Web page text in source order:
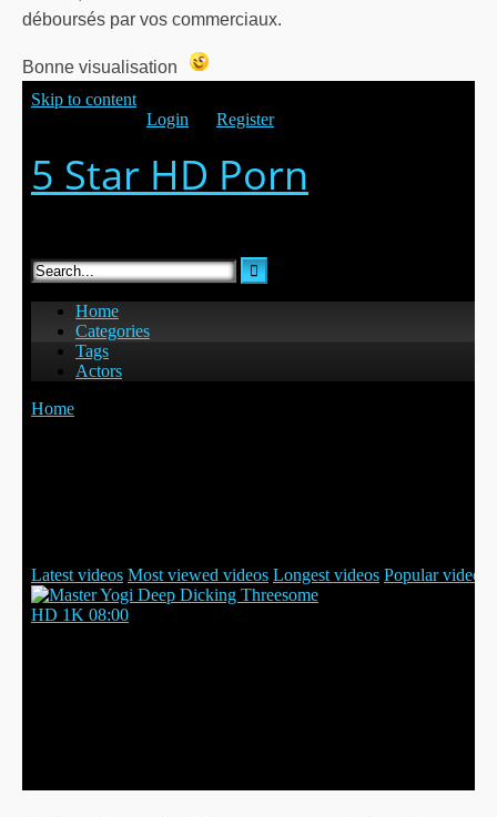
déboursés par vos commerciaux.
Bonne visualisation